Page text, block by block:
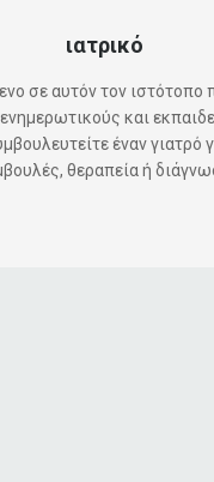
ιατρικό
σε αυτόν τον ιστότοπο
και
έναν γιατρό
θεραπεία ή